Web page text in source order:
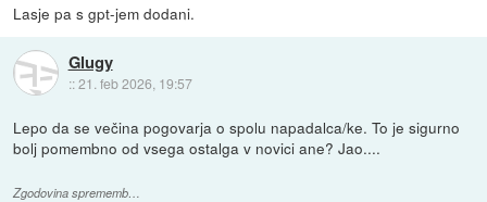
Lasje pa s gpt-jem dodani.
Glugy
::21. feb 2026, 19:57
Lepo da se večina pogovarja o spolu napadalca/ke. To je sigurno
bolj pomembno od vsega ostalga v novici ane? Jao....
Zgodovina sprememb…